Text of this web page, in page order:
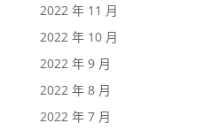
2022 年 11 月
2022 年 10 月
2022 年 9 月
2022 年 8 月
2022 年 7 月